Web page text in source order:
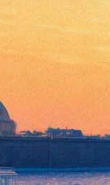
23 марта 2017,12:44
Сегодня в
эксклюзивный показ
«Rammstein:
немецкой рок-